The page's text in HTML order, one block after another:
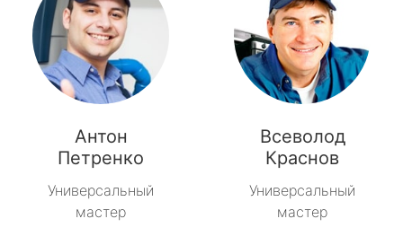
Антон
Петренко
Универсальный
мастер
Всеволод
Краснов
Универсальный
мастер